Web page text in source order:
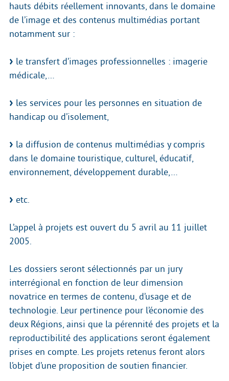
hauts débits réellement innovants, dans le domaine
de l’image et des contenus multimédias portant
notamment sur :
le transfert d’images professionnelles : imagerie
médicale,…
les services pour les personnes en situation de
handicap ou d’isolement,
la diffusion de contenus multimédias y compris
dans le domaine touristique, culturel, éducatif,
environnement, développement durable,…
etc.
L’appel à projets est ouvert du 5 avril au 11 juillet
2005.
Les dossiers seront sélectionnés par un jury
interrégional en fonction de leur dimension
novatrice en termes de contenu, d’usage et de
technologie. Leur pertinence pour l’économie des
deux Régions, ainsi que la pérennité des projets et la
reproductibilité des applications seront également
prises en compte. Les projets retenus feront alors
l’objet d’une proposition de soutien financier.